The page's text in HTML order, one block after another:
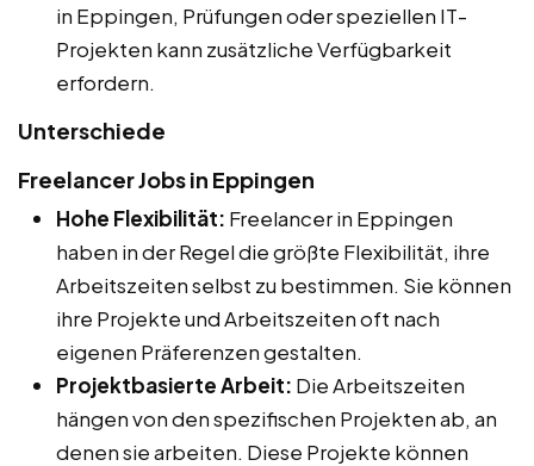
in Eppingen, Prüfungen oder speziellen IT-
Projekten kann zusätzliche Verfügbarkeit
erfordern.
Unterschiede
Freelancer Jobs in Eppingen
Hohe Flexibilität: Freelancer in Eppingen
haben in der Regel die größte Flexibilität, ihre
Arbeitszeiten selbst zu bestimmen. Sie können
ihre Projekte und Arbeitszeiten oft nach
eigenen Präferenzen gestalten.
Projektbasierte Arbeit: Die Arbeitszeiten
hängen von den spezifischen Projekten ab, an
denen sie arbeiten. Diese Projekte können